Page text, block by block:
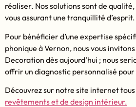
réaliser. Nos solutions sont de
vous assurant une tranquillité d’esprit.
Pour bénéficier d’une expertise
phonique à Vernon, nous vous
Decoration dès aujourd’hui ; nous
offrir un diagnostic personnalisé pour
Découvrez sur notre site internet tous
revêtements et de design intérieur.